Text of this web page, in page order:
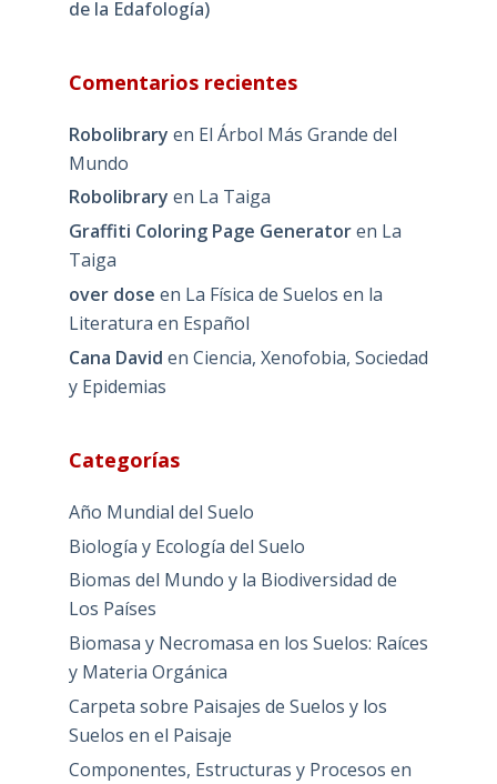
de la Edafología)
Comentarios recientes
Robolibrary en El Árbol Más Grande del
Mundo
Robolibrary en La Taiga
Graffiti Coloring Page Generatoren La
Taiga
over dose en La Física de Suelos en la
Literatura en Español
Cana David en Ciencia, Xenofobia, Sociedad
y Epidemias
Categorías
Año Mundial del Suelo
Biología y Ecología del Suelo
Biomas del Mundo y la Biodiversidad de
Los Países
Biomasa y Necromasa en los Suelos: Raíces
y Materia Orgánica
Carpeta sobre Paisajes de Suelos y los
Suelos en el Paisaje
Componentes, Estructuras y Procesos en